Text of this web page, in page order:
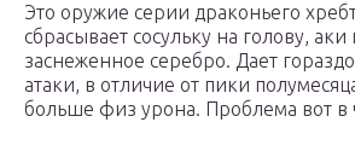
Это оружие серии драконьего
сбрасывает сосульку на голову, аки
заснеженное серебро. Дает
атаки, в отличие от пики
больше физ урона. Проблема вот в